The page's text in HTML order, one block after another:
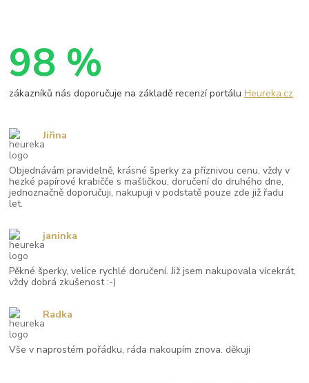
98 %
zákazníků nás doporučuje na základě recenzí portáluHeureka.cz
Objednávám pravidelně, krásné šperky za příznivou cenu, vždy v
hezké papírové krabičče s mašličkou, doručení do druhého dne,
jednoznačně doporučuji, nakupuji v podstatě pouze zde již řadu
let.
Jiřina
Pěkné šperky, velice rychlé doručení. Již jsem nakupovala vícekrát,
vždy dobrá zkušenost :-)
janinka
Vše v naprostém pořádku, ráda nakoupím znova. děkuji
Radka